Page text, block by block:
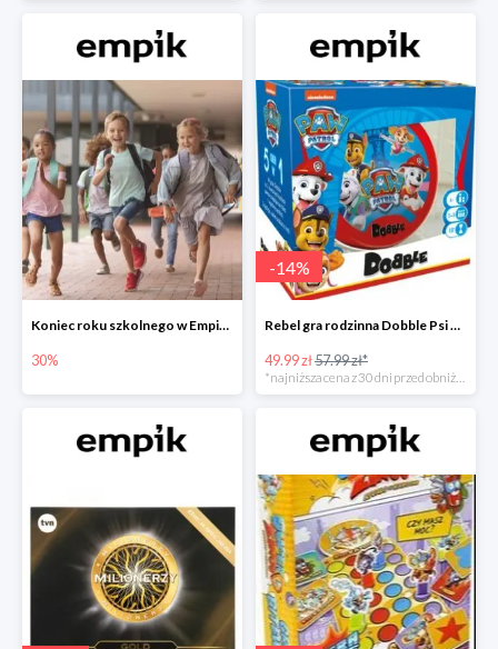
Koniec roku szkolnego w Empiku - prezenty dla dzieci i nauczycieli do -30%
30%
-14%
Rebel gra rodzinna Dobble Psi Patrol w Empiku Premium
49.99 zł57.99 zł*